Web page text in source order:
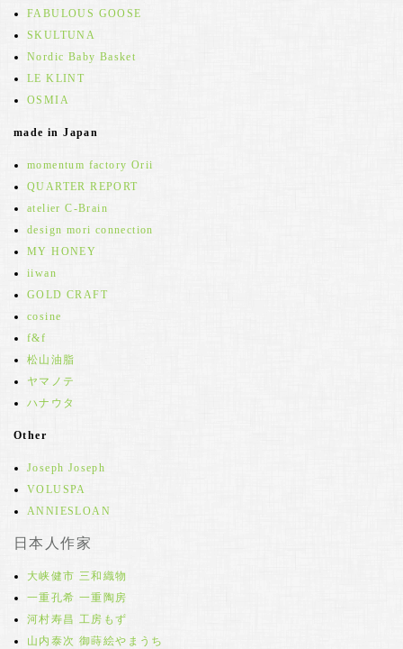
FABULOUS GOOSE
SKULTUNA
Nordic Baby Basket
LE KLINT
OSMIA
made in Japan
momentum factory Orii
QUARTER REPORT
atelier C-Brain
design mori connection
MY HONEY
iiwan
GOLD CRAFT
cosine
f&f
松山油脂
ヤマノテ
ハナウタ
Other
Joseph Joseph
VOLUSPA
ANNIESLOAN
日本人作家
大峡健市 三和織物
一重孔希 一重陶房
河村寿昌 工房もず
山内泰次 御蒔絵やまうち